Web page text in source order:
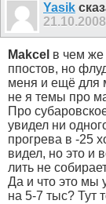
Yasik
21.10.2008
Makcel в чем же
ппостов, но
меня и ещё для
не я темы про
Про
увидел ни
прогрева в -25
видел, но это и
лить не
Да и что это мы
на 5-7 тыс? Тут